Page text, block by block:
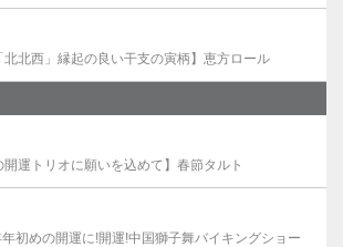
北北西」縁起の良い干支の寅柄】恵方ロール
開運トリオに願いを込めて】春節タルト
初めの開運に!開運!中国獅子舞バイキングショー